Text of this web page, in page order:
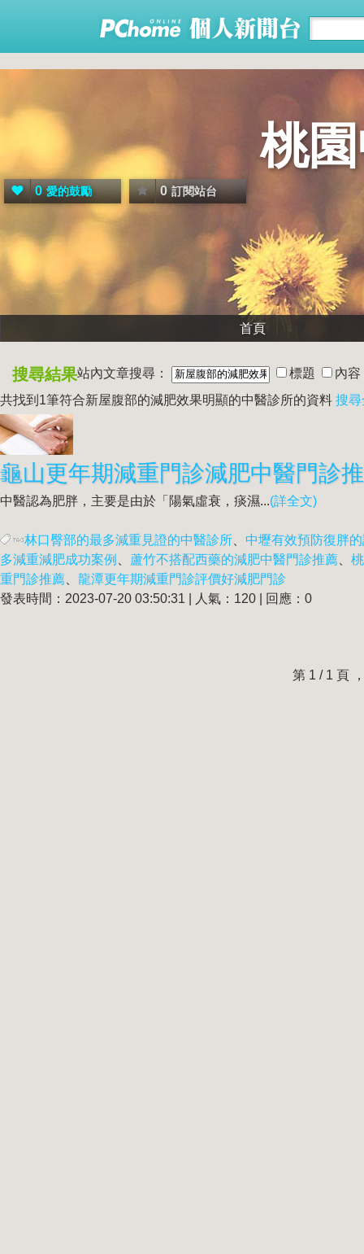
桃
0 愛的鼓勵 0 訂閱站台
首頁
搜尋結果站內文章搜尋： 標題
內容
共找到1筆符合新屋腹部的減肥效果明顯的中醫診所的資料 搜
中醫認為肥胖，主要是由於「陽氣虛衰，痰濕...(詳全文)
林口臀部的最多減重見證的中醫診所
中壢有效預防復胖
多減重減肥成功案例
蘆竹不搭配西藥的減肥中醫門診推薦
重門診推薦
龍潭更年期減重門診評價好減肥門診
發表時間：2023-07-20 03:50:31 | 人氣：120 | 回應：0
第 1 / 1